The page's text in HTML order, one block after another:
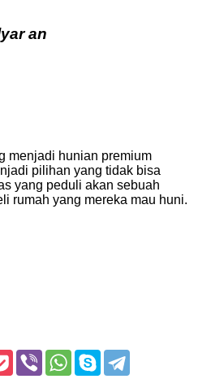
an
menjadi hunian premium
pilihan yang tidak bisa
yang peduli akan sebuah
rumah yang mereka mau huni.